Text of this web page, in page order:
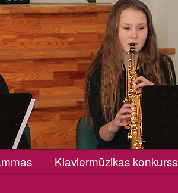
Klaviermūzikas konkurss